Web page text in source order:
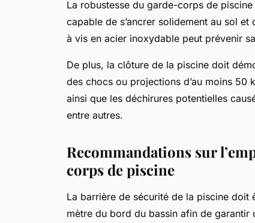
La robustesse du garde-corps de
capable de s’ancrer solidement au sol
à vis en acier inoxydable peut prévenir
De plus, la clôture de la piscine doit
des chocs ou projections d’au moins
ainsi que les déchirures potentielles
entre autres.
Recommandations sur
corps de piscine
La barrière de sécurité de la piscine doit
mètre du bord du bassin afin de